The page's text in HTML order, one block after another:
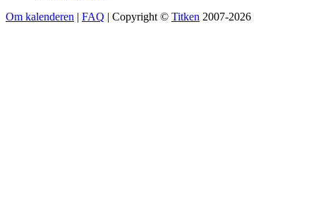
Om kalenderen
FAQ | Copyright © Titken 2007-2026